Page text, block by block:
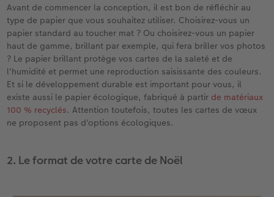
Avant de commencer la conception, il est bon de réfléchir au
type de papier que vous souhaitez utiliser. Choisirez-vous un
papier standard au toucher mat ? Ou choisirez-vous un papier
haut de gamme, brillant par exemple, qui fera briller vos photos
? Le papier brillant protège vos cartes de la saleté et de
l'humidité et permet une reproduction saisissante des couleurs.
Et si le développement durable est important pour vous, il
existe aussi le papier écologique, fabriqué à partir de matériaux
100 % recyclés. Attention toutefois, toutes les cartes de vœux
ne proposent pas d'options écologiques.
2. Le format de votre carte de Noël